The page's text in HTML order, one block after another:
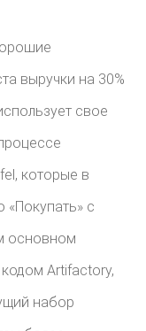
выручки на 30%
свое
которые в
«Покупать» с
основном
Artifactory,
набор